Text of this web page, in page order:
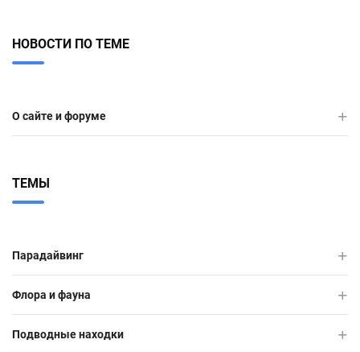
НОВОСТИ ПО ТЕМЕ
О сайте и форуме
ТЕМЫ
Парадайвинг
Флора и фауна
Подводные находки